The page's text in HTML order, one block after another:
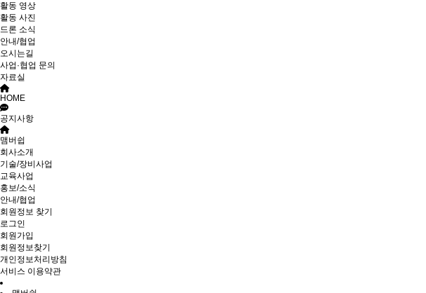
활동 영상
활동 사진
드론 소식
안내/협업
오시는길
사업·협업 문의
자료실
HOME
공지사항
맴버쉽
회사소개
기술/장비사업
교육사업
홍보/소식
안내/협업
회원정보 찾기
로그인
회원가입
회원정보찾기
개인정보처리방침
서비스 이용약관